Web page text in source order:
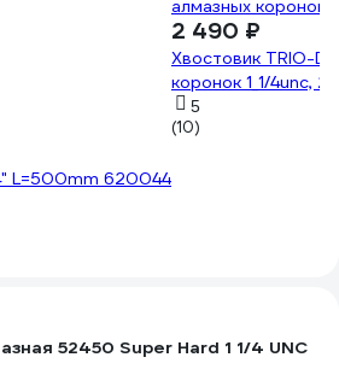
L=500mm 620044
2 490 ₽
Хвостовик TRIO-
коронок 1_1/4unc,
5
(10)
52450 Super Hard 1 1/4 UNC